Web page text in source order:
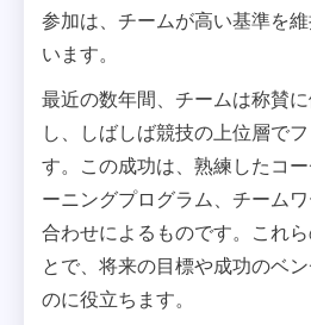
参加は、チームが高い基準を
います。
最近の数年間、チームは称賛
し、しばしば競技の上位層で
す。この成功は、熟練したコ
ーニングプログラム、チーム
合わせによるものです。これ
とで、将来の目標や成功のベ
のに役立ちます。